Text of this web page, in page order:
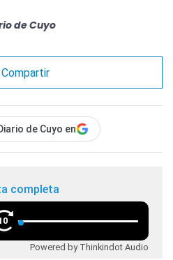
de Cuyo
Compartir
de Cuyo en
completa
Powered by Thinkindot Audio